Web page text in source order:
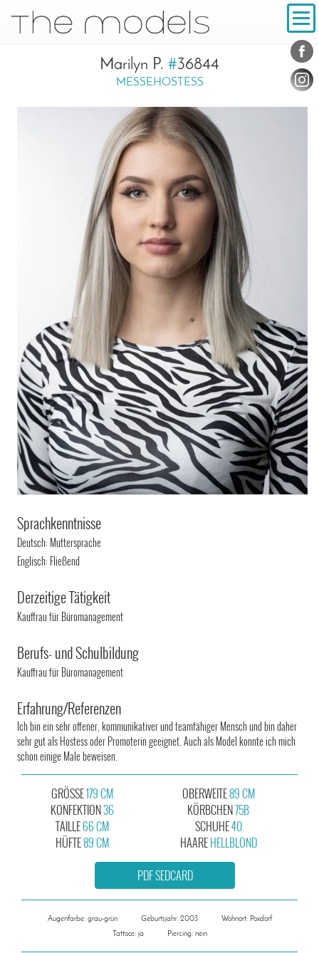
Navigation
Marilyn P. #36844
MESSEHOSTESS
Sprachkenntnisse
Deutsch: Muttersprache
Englisch: Fließend
Derzeitige Tätigkeit
Kauffrau für Büromanagement
Berufs- und Schulbildung
Kauffrau für Büromanagement
Erfahrung/Referenzen
Ich bin ein sehr offener, kommunikativer und teamfähiger Mensch und bin daher
sehr gut als Hostess oder Promoterin geeignet. Auch als Model konnte ich mich
schon einige Male beweisen.
GRÖSSE179 CM
KONFEKTION36
OBERWEITE89 CM
KÖRBCHEN75B
TAILLE66 CM
HÜFTE89 CM
SCHUHE40
HAAREHELLBLOND
PDF SEDCARD
Augenfarbe: grau-grün Geburtsjahr: 2003
Wohnort: Poxdorf
Tattoos: ja
Piercing: nein